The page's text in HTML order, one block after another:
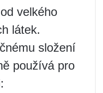
velkého
látek.
složení
používá pro